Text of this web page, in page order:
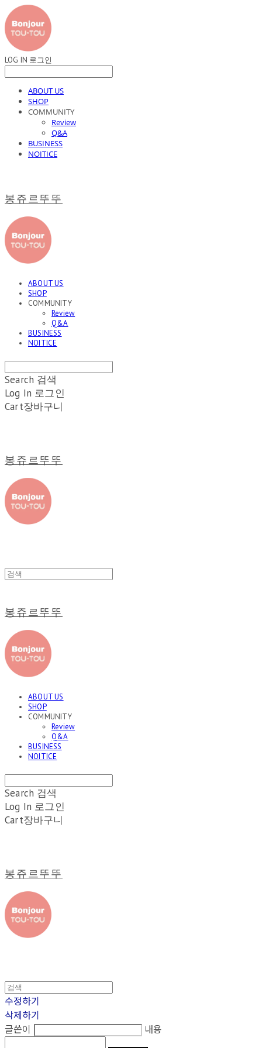
LOG IN 로그인
ABOUT US
SHOP
COMMUNITY
Review
Q&A
BUSINESS
NOITICE
봉쥬르뚜뚜
ABOUT US
SHOP
COMMUNITY
Review
Q&A
BUSINESS
NOITICE
Search 검색
Log In 로그인
Cart장바구니
봉쥬르뚜뚜
봉쥬르뚜뚜
ABOUT US
SHOP
COMMUNITY
Review
Q&A
BUSINESS
NOITICE
Search 검색
Log In 로그인
Cart장바구니
봉쥬르뚜뚜
수정하기
삭제하기
글쓴이
내용